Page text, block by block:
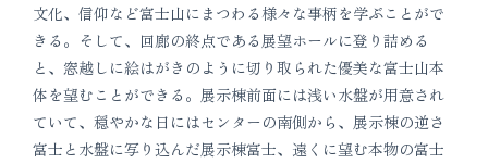
文化、信仰など富士山にまつわる様々な事柄を学ぶことがで
きる。そして、回廊の終点である展望ホールに登り詰める
と、窓越しに絵はがきのように切り取られた優美な富士山本
体を望むことができる。展示棟前面には浅い水盤が用意され
ていて、穏やかな日にはセンターの南側から、展示棟の逆さ
富士と水盤に写り込んだ展示棟富士、遠くに望む本物の富士